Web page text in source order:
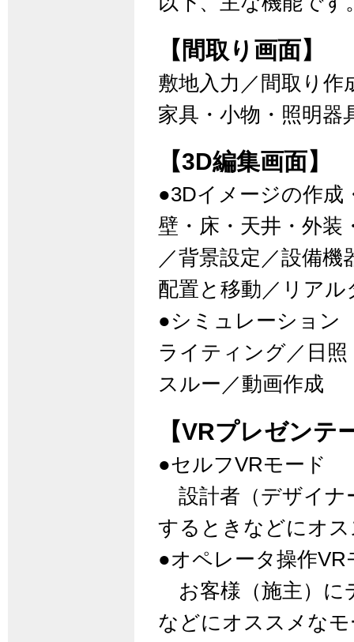
【間取り画面】
敷地入力／間取り作
家具・小物・照明器
【3D編集画面】
●3Dイメージの作成
壁・床・天井・外
／背景設定／設備
配置と移動／リア
●シミュレーション
ライティング／日
スルー／動画作成
【VRプレゼンテ
●セルフVRモード
設計者（デザイナ
するときなどにオ
●オペレータ操作VR
お客様（施主）に
などにオススメな